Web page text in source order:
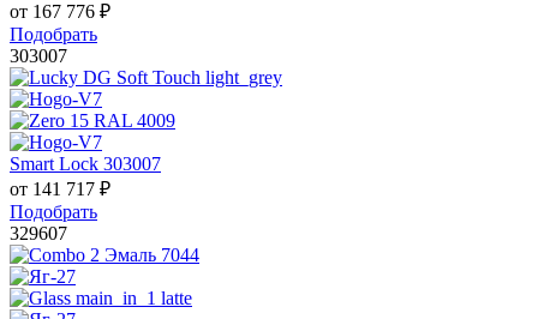
от 167 776 ₽
Подобрать
303007
Smart Lock 303007
от 141 717 ₽
Подобрать
329607